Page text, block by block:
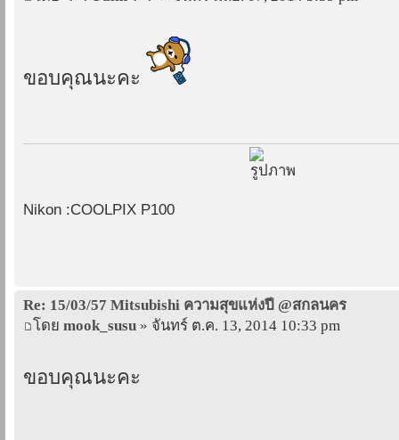
ขอบคุณนะคะ
Nikon :COOLPIX P100
Re: 15/03/57 Mitsubishi ความสุขแห่งปี @สกลนคร
โดย mook_susu » จันทร์ ต.ค. 13, 2014 10:33 pm
ขอบคุณนะคะ